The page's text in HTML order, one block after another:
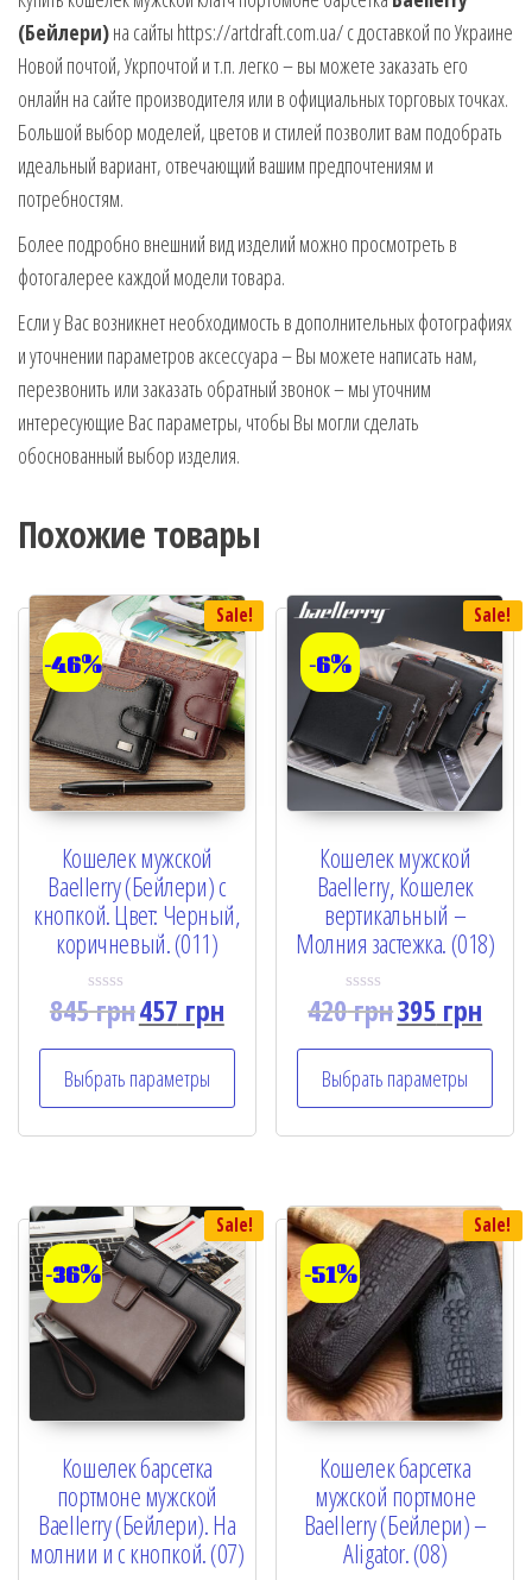
(Бейлери)на сайты https://artdraft.com.ua/ с доставкой по Украине
Новой почтой, Укрпочтой и т.п. легко – вы можете заказать его
онлайн на сайте производителя или в официальных торговых точках.
Большой выбор моделей, цветов и стилей позволит вам подобрать
идеальный вариант, отвечающий вашим предпочтениям и
потребностям.
Более подробно внешний вид изделий можно просмотреть в
фотогалерее каждой модели товара.
Если у Вас возникнет необходимость в дополнительных фотографиях
и уточнении параметров аксессуара – Вы можете написать нам,
перезвонить или заказать обратный звонок – мы уточним
интересующие Вас параметры, чтобы Вы могли сделать
обоснованный выбор изделия.
Похожие товары
Sale!
-46%
Кошелек мужской
Baellerry (Бейлери) с
кнопкой. Цвет: Черный,
коричневый. (011)
R
a
d
0
o
u
5
845грн457 грн
Выбрать параметры
Sale!
-6%
Кошелек мужской
Baellerry, Кошелек
вертикальный –
Молния застежка. (018)
R
d
0
o
u
5
420грн395 грн
Выбрать параметры
Sale!
-36%
Кошелек барсетка
портмоне мужской
Baellerry (Бейлери). На
молнии и с кнопкой. (07)
Sale!
-51%
Кошелек барсетка
мужской портмоне
Baellerry (Бейлери) –
Aligator. (08)